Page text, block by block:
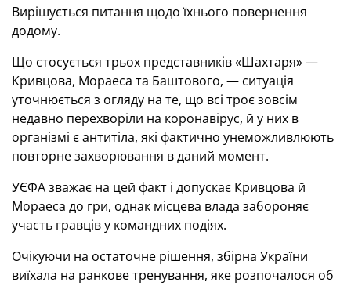
Вирішується питання щодо їхнього повернення
додому.
Що стосується трьох представників «Шахтаря» —
Кривцова, Мораеса та Баштового, — ситуація
уточнюється з огляду на те, що всі троє зовсім
недавно перехворіли на коронавірус, й у них в
організмі є антитіла, які фактично унеможливлюють
повторне захворювання в даний момент.
УЄФА зважає на цей факт і допускає Кривцова й
Мораеса до гри, однак місцева влада забороняє
участь гравців у командних подіях.
Очікуючи на остаточне рішення, збірна України
виїхала на ранкове тренування, яке розпочалося об